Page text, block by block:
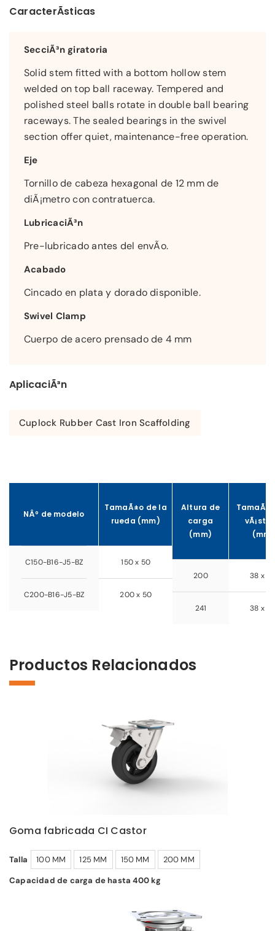
CaracterÃ­sticas
SecciÃ³n giratoria
Solid stem fitted with a bottom hollow stem
welded on top ball raceway. Tempered and
polished steel balls rotate in double ball bearing
raceways. The sealed bearings in the swivel
section offer quiet, maintenance-free operation.
Eje
Tornillo de cabeza hexagonal de 12 mm de
diÃ¡metro con contratuerca.
LubricaciÃ³n
Pre-lubricado antes del envÃ­o.
Acabado
Cincado en plata y dorado disponible.
Swivel Clamp
Cuerpo de acero prensado de 4 mm
AplicaciÃ³n
Cuplock Rubber Cast Iron Scaffolding
NÂº de modelo
C150-B16-J5-BZ
C200-B16-J5-BZ
TamaÃ±o de la
rueda (mm)
150 x 50
200 x 50
Altura de
carga
(mm)
200
241
(mm)
38 x
38 x
Productos Relacionados
Goma fabricada CI Castor
Talla 100 MM 125 MM 150 MM
200 MM
Capacidad de carga de hasta 400 kg